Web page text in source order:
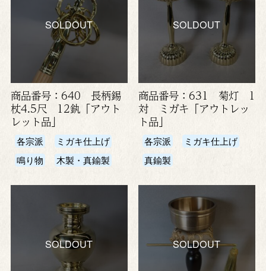
SOLDOUT
商品番号：640 長柄錫
杖4.5尺 12釻「アウト
レット品」
各宗派
ミガキ仕上げ
鳴り物
木製・真鍮製
SOLDOUT
商品番号：631 菊灯 1
対 ミガキ「アウトレッ
ト品」
各宗派
ミガキ仕上げ
真鍮製
SOLDOUT SOLDOUT